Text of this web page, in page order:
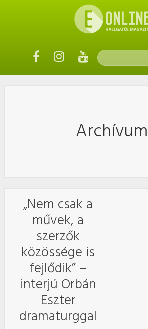
Archívum
„Nem csak a
művek, a
szerzők
közössége is
fejlődik” –
interjú Orbán
Eszter
dramaturggal